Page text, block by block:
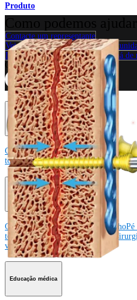
Produto
Contacte um representante
Veja eventos, laboratórios e
Inscreva-se para receber: O que há
Conecte-se conosco
Procedimento
OmbroJoelhoCotoveloMão e punhoPé
tornozeloQuadrilOrtobiológicos
Producto
OmbroJoelhoCotoveloMão e punhoPé
tornozeloQuadrilOrtobiológicos
vertebralImagem e ressecção
Educação médica